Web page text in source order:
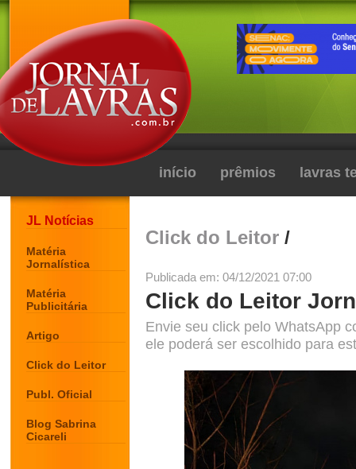
início prêmios lavras
JL Notícias
Matéria
Jornalística
Matéria
Publicitária
Artigo
Click do Leitor
Publ. Oficial
Blog Sabrina
Cicareli
Click do Leitor /
Publicada em: 04/12/2021 07:00
Click do Leitor
Envie seu click pelo WhatsApp
ele poderá ser escolhido para